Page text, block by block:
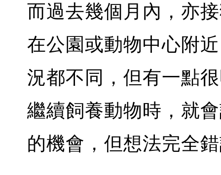
而過去幾個月內，亦
在公園或動物中心附
況都不同，但有一點
繼續飼養動物時，就
的機會，但想法完全